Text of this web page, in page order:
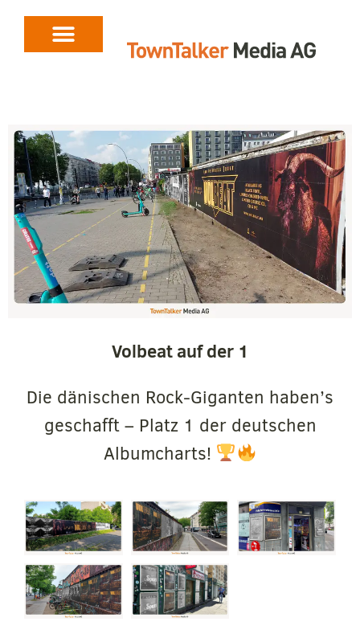
Volbeat auf der 1
Die dänischen Rock-Giganten haben’s
geschafft – Platz 1 der deutschen
Albumcharts!